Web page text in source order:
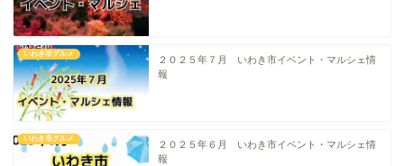
いわき市グルメ
２０２５年７月 いわき市イベント・マルシェ情
報
いわき市グルメ
２０２５年６月 いわき市イベント・マルシェ情
報
中華